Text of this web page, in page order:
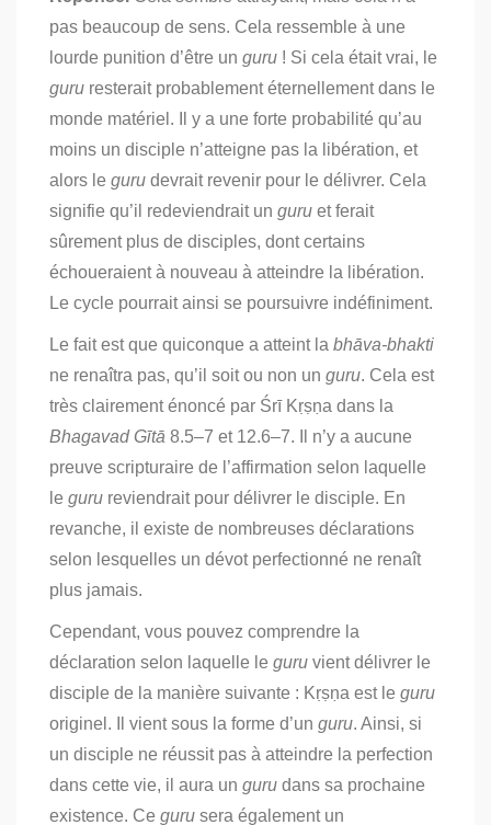
pas beaucoup de sens. Cela ressemble à une
lourde punition d’être un guru ! Si cela était vrai, le
guru resterait probablement éternellement dans le
monde matériel. Il y a une forte probabilité qu’au
moins un disciple n’atteigne pas la libération, et
alors le guru devrait revenir pour le délivrer. Cela
signifie qu’il redeviendrait un guru et ferait
sûrement plus de disciples, dont certains
échoueraient à nouveau à atteindre la libération.
Le cycle pourrait ainsi se poursuivre indéfiniment.
Le fait est que quiconque a atteint la bhāva-bhakti
ne renaîtra pas, qu’il soit ou non un guru. Cela est
très clairement énoncé par Śrī Kṛṣṇa dans la
Bhagavad Gītā 8.5–7 et 12.6–7. Il n’y a aucune
preuve scripturaire de l’affirmation selon laquelle
le guru reviendrait pour délivrer le disciple. En
revanche, il existe de nombreuses déclarations
selon lesquelles un dévot perfectionné ne renaît
plus jamais.
Cependant, vous pouvez comprendre la
déclaration selon laquelle le guru vient délivrer le
disciple de la manière suivante : Kṛṣṇa est le guru
originel. Il vient sous la forme d’un guru. Ainsi, si
un disciple ne réussit pas à atteindre la perfection
dans cette vie, il aura un guru dans sa prochaine
existence. Ce guru sera également un